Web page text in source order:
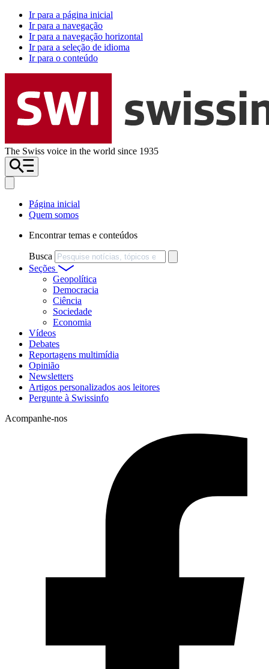
Ir para a página inicial
Ir para a navegação
Ir para a navegação horizontal
Ir para a seleção de idioma
Ir para o conteúdo
The Swiss voice in the world since 1935
Página inicial
Quem somos
Encontrar temas e conteúdos
Busca
Seções
Geopolítica
Democracia
Ciência
Sociedade
Economia
Vídeos
Debates
Reportagens multimídia
Opinião
Newsletters
Artigos personalizados aos leitores
Pergunte à Swissinfo
Acompanhe-nos